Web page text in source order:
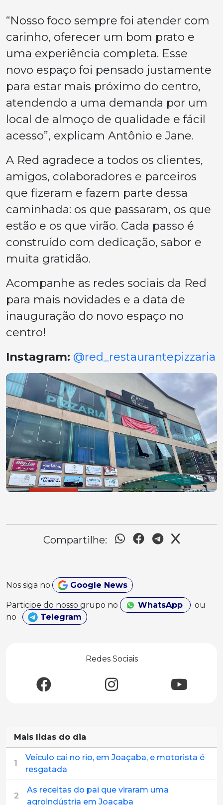
“Nosso foco sempre foi atender com
carinho, oferecer um bom prato e
uma experiência completa. Esse
novo espaço foi pensado justamente
para estar mais próximo do centro,
atendendo a uma demanda por um
local de almoço de qualidade e fácil
acesso”, explicam Antônio e Jane.
A Red agradece a todos os clientes,
amigos, colaboradores e parceiros
que fizeram e fazem parte dessa
caminhada: os que passaram, os que
estão e os que virão. Cada passo é
construído com dedicação, sabor e
muita gratidão.
Acompanhe as redes sociais da Red
para mais novidades e a data de
inauguração do novo espaço no
centro!
Instagram: @red_restaurantepizzaria
Compartilhe:
Nos siga no Google News
Participe do nosso grupo no WhatsApp
ou
no
Telegram
Redes Sociais
Mais lidas do dia
1
Veículo cai no rio, em Joaçaba, e motorista é
resgatada
2
As receitas do pai que viraram uma
agroindústria em Joaçaba